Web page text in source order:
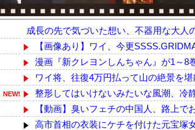
NEW!
成長の先で気づいた想い、不器用な大人
【画像あり】ワイ、今更
漫画『新クレヨンしんちゃん』が1～8
ワイ将、往復4万円払って山の絶景を
整形してはいけないみたいな風潮、冷
【動画】臭いフェチの中国人、路上で
高市首相の衣装にケチを付けた元宝塚